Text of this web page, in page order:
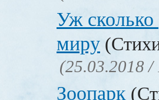
Уж сколько
миру
(25.03.2018 /
Зоопарк